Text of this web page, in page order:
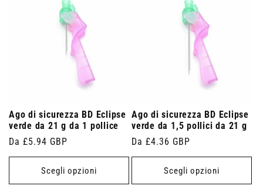
Ago di sicurezza BD Eclipse
verde da 21 g da 1 pollice
Prezzo
di
Da £5.94 GBP
Scegli opzioni
Ago di sicurezza BD Eclipse
verde da 1,5 pollici da 21 g
Prezzo
di
Da £4.36 GBP
Scegli opzioni